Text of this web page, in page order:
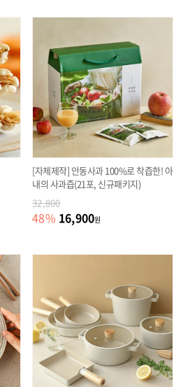
[자체제작] 안동사과 100%로 착즙한! 아
내의 사과즙(21포, 신규패키지)
32,800
48% 16,900원